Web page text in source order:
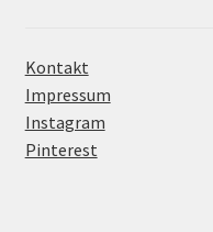
Kontakt
Impressum
Instagram
Pinterest